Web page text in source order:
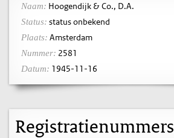
Naam: Hoogendijk & Co., D.A.
Status: status onbekend
Plaats: Amsterdam
Nummer: 2581
Datum: 1945-11-16
Registratienummers